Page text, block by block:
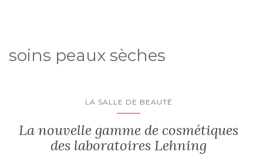
soins peaux sèches
LA SALLE DE BEAUTÉ
La nouvelle gamme de cosmétiques
des laboratoires Lehning